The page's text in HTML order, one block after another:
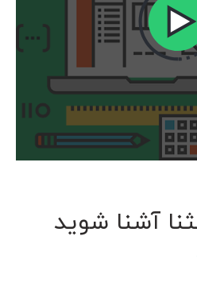
آشنا شوید